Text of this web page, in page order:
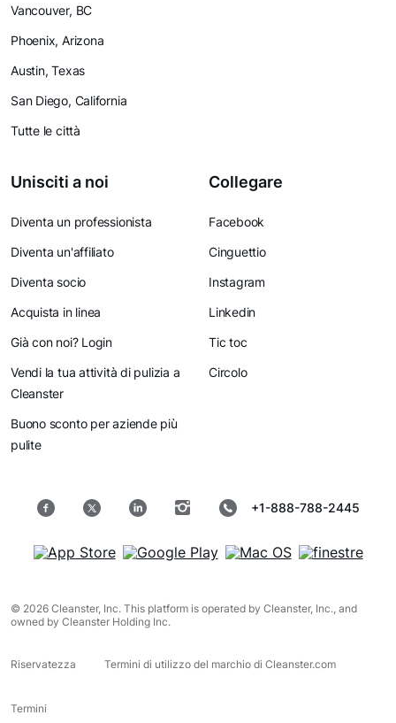
Vancouver, BC
Phoenix, Arizona
Austin, Texas
San Diego, California
Tutte le città
Unisciti a noi
Diventa un professionista
Diventa un'affiliato
Diventa socio
Acquista in linea
Già con noi? Login
Vendi la tua attività di pulizia a
Cleanster
Buono sconto per aziende più
pulite
Collegare
Facebook
Cinguettio
Instagram
Linkedin
Tic toc
Circolo
+1-888-788-2445
© 2026 Cleanster, Inc. This platform is operated by Cleanster, Inc., and
owned by Cleanster Holding Inc.
Riservatezza Termini di utilizzo del marchio di Cleanster.com
Termini